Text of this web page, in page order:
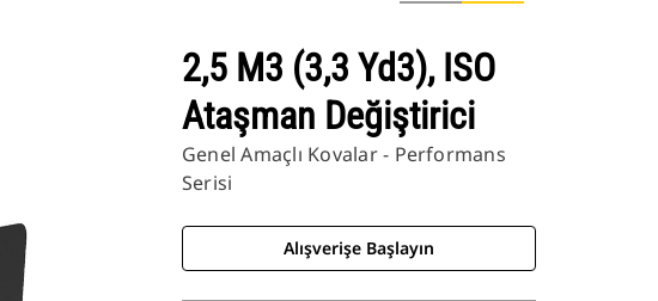
2,5 M3 (3,3 Yd3), ISO
Ataşman Değiştirici
Genel Amaçlı Kovalar - Performans
Serisi
Alışverişe Başlayın